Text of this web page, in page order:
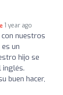
1 year ago
nuestros
un
hijo se
inglés.
buen hacer,